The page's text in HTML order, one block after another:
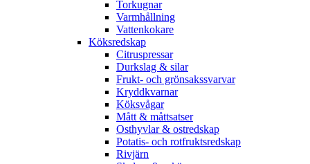
Torkugnar
Varmhållning
Vattenkokare
Köksredskap
Citruspressar
Durkslag & silar
Frukt- och grönsakssvarvar
Kryddkvarnar
Köksvågar
Mått & måttsatser
Osthyvlar & ostredskap
Potatis- och rotfruktsredskap
Rivjärn